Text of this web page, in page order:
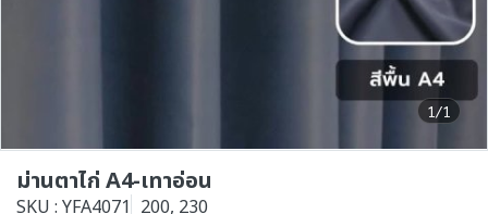
1/1
ม่านตาไก่ A4-เทาอ่อน
SKU : YFA4071 200, 230